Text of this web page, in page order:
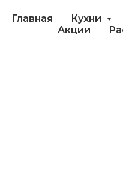
Главная Кухни
Акции